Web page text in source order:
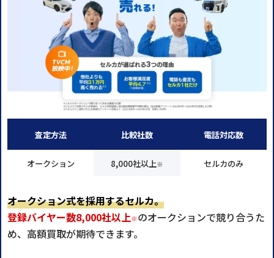
査定方法
オークション
比較社数
8,000社以上※
電話対応数
セルカのみ
オークション式を採用するセルカ。
登録バイヤー数8,000社以上※ のオークションで競り合うた
め、高額買取が期待できます。